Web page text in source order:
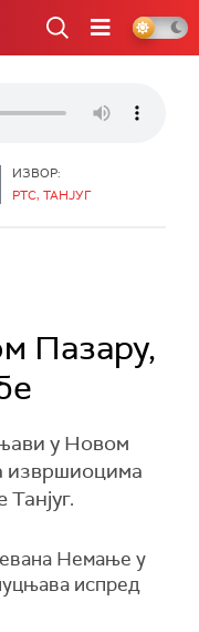
ИЗВОР:
РТС, ТАНЈУГ
Пазару,
у Новом
извршиоцима
Немање у
испред